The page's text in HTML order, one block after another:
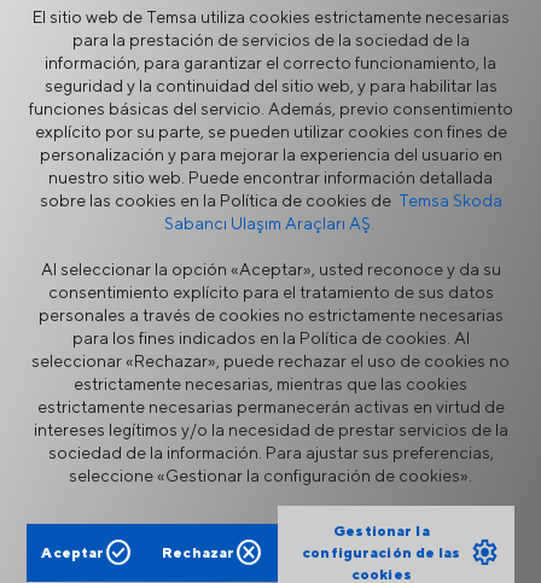
Piezas
Soporte
Servicio
Points de Service
Garantía
Soporte Técnico 24/7
Capacitación TEMSA
Servicios Financieros TEMSA
Aviso Legal
Privacidad
Política de Cookies
Portal de proveedores
Línea directa de ética
Formulario de contacto
El sitio web de Temsa utiliza cookies estrictamente necesarias
para la prestación de servicios de la sociedad de la
información, para garantizar el correcto funcionamiento, la
seguridad y la continuidad del sitio web, y para habilitar las
funciones básicas del servicio. Además, previo consentimiento
explícito por su parte, se pueden utilizar cookies con fines de
personalización y para mejorar la experiencia del usuario en
nuestro sitio web. Puede encontrar información detallada
sobre las cookies en la Política de cookies de Temsa Skoda
Sabancı Ulaşım Araçları AŞ.
Al seleccionar la opción «Aceptar», usted reconoce y da su
consentimiento explícito para el tratamiento de sus datos
personales a través de cookies no estrictamente necesarias
para los fines indicados en la Política de cookies. Al
seleccionar «Rechazar», puede rechazar el uso de cookies no
estrictamente necesarias, mientras que las cookies
estrictamente necesarias permanecerán activas en virtud de
intereses legítimos y/o la necesidad de prestar servicios de la
sociedad de la información. Para ajustar sus preferencias,
seleccione «Gestionar la configuración de cookies».
Aceptar check_circle Rechazar cancel
Gestionar la
configuración de las
cookies
settings